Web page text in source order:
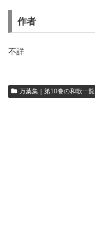
作者
不詳
万葉集｜第10巻の和歌一覧